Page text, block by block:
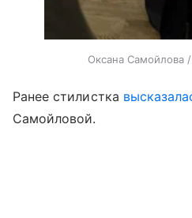
Оксана Самойлова
Ранее стилистка
Самойловой.